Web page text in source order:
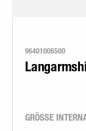
96401006500
GRÖSSE